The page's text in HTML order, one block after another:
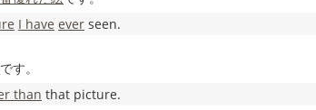
I have ever seen.
です。
than that picture.